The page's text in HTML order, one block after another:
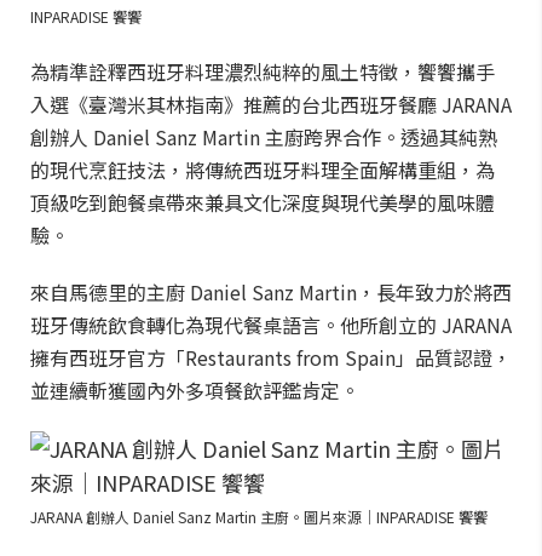
INPARADISE 饗饗
為精準詮釋西班牙料理濃烈純粹的風土特徵，饗饗攜手
入選《臺灣米其林指南》推薦的台北西班牙餐廳 JARANA
創辦人 Daniel Sanz Martin 主廚跨界合作。透過其純熟
的現代烹飪技法，將傳統西班牙料理全面解構重組，為
頂級吃到飽餐桌帶來兼具文化深度與現代美學的風味體
驗。
來自馬德里的主廚 Daniel Sanz Martin，長年致力於將西
班牙傳統飲食轉化為現代餐桌語言。他所創立的 JARANA
擁有西班牙官方「Restaurants from Spain」品質認證，
並連續斬獲國內外多項餐飲評鑑肯定。
JARANA 創辦人 Daniel Sanz Martin 主廚。圖片來源｜INPARADISE 饗饗